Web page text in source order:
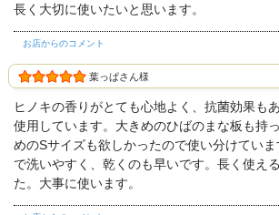
長く大切に使いたいと思います。
お店からのコメント
葉っぱさん様
ヒノキの香りがとても心地よく、抗菌効果も
使用しています。大きめのひばのまな板も持
めのSサイズも欲しかったので使い分けてい
で洗いやすく、乾くのも早いです。長く使え
た。大事に使います。